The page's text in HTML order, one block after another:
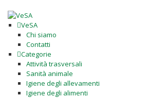
VeSA
Chi siamo
Contatti
Categorie
Attività trasversali
Sanità animale
Igiene degli allevamenti
Igiene degli alimenti